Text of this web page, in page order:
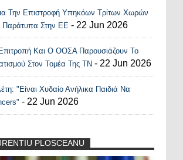
Την Επιστροφή Υπηκόων Τρίτων Χωρών
Παράτυπα Στην ΕΕ - 22 Jun 2026
Και Ο ΟΟΣΑ Παρουσιάζουν Το
Στον Τομέα Της ΤΝ - 22 Jun 2026
"Είναι Χυδαίο Ανήλικα Παιδιά Να
- 22 Jun 2026
PLOSCEANU